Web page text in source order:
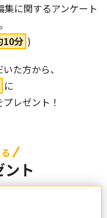
に関するアンケート
10分 )
た方から、
に
プレゼント！
ト